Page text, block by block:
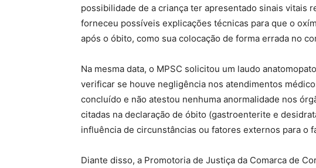
possibilidade de a criança ter apresentado sinais vitais
forneceu possíveis explicações técnicas para que o
após o óbito, como sua colocação de forma errada no
Na mesma data, o MPSC solicitou um laudo
verificar se houve negligência nos atendimentos
concluído e não atestou nenhuma anormalidade nos
citadas na declaração de óbito (gastroenterite e
influência de circunstâncias ou fatores externos para o
Diante disso, a Promotoria de Justiça da Comarca de